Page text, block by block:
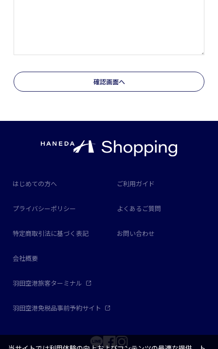
はじめての方へ ご利用ガイド
プライバシーポリシー よくあるご質問
特定商取引法に基づく表記 お問い合わせ
会社概要
羽田空港旅客ターミナル
羽田空港免税品事前予約サイト